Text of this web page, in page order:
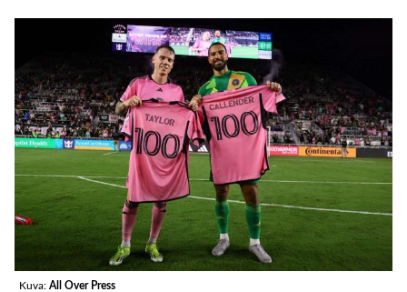
Kuva: All Over Press